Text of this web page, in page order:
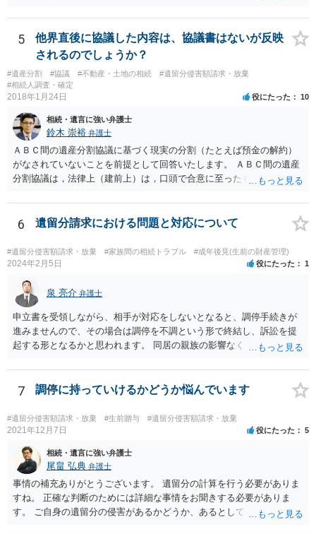
「廃除」は遺言でも可能です（民法８９３条）。 弁護士に具体的な事
情を話して相談して、「廃除」が可能か、実際に法律相談を受けるこ
とをお勧めします。
5
他界直後に協議した内容は、協議書はないが反映
されるのでしょうか？
#遺産分割 #協議 #不動産・土地の相続
#遺留分侵害額請求・放棄
#相続人調査・確定
2018年1月24日 役にたった 10
相続・遺言に強い弁護士
鈴木 崇裕 弁護士
ＡＢＣ間の遺産分割協議に基づく現実の分割（たとえば預金の解約）
がなされていないことを前提として回答いたします。 ＡＢＣ間の遺産
分割協議は，法律上（建前上）は，口頭で合意に至ったものであって
ん。 また，不動産の名義を移転するためには，遺産分割協議書への署
名捺印を得る必要があります。 したがって，残念ながら，「ＡＢＣ間
難と思われます。 「ＡＢＣ間の遺産分割協議は未了のまま，ＡとＢが
死亡し，二次相続が発生した」という前提に基づいて協議を進める必
議の内容を前提とした主張をすることが最も有利ですが，ＡＢの相続
人は応じない姿勢を示していることから，実現は困難だと思います。
主張としては維持しつつも，現実的な解決方法（遺産分割協議の落と
しどころ）としては，譲歩することを甘受しなければならないかもし
れません。
6 遺留分請求における問題と対応について
#遺留分侵害額請求・放棄 #家族間の相続トラブル #成年後見(生前の財産管理)
2024年2月5日 役にたった 1
泉 亮介 弁護士
申立書を受領しながら、相手が対応をしないとなると、調停手続きが
進みませんので、その場合は調停を不調という形で終結し、訴訟を提
起する形となるかと思われます。 同居の親族の影響なく、というのは
め、後からひっくり返すということは難しくなってくるかと思われま
す。 公開相談の場でのご相談については、どうしても限界が出てしま
7 調停に持っていけるかどうか悩んでいます
#遺留分侵害額請求・放棄 #生前贈与 #遺留分侵害額請求・放棄
2021年12月7日 役にたった 5
相続・遺言に強い弁護士
尾畠 弘典 弁護士
事情の補充ありがとうございます。 遺留分の計算を行う必要がありま
すね。 正確な判断のためには詳細な事情をお聞きする必要がありま
す。 ご自身の遺留分の侵害があるかどうか、あるとしてどの程度の金